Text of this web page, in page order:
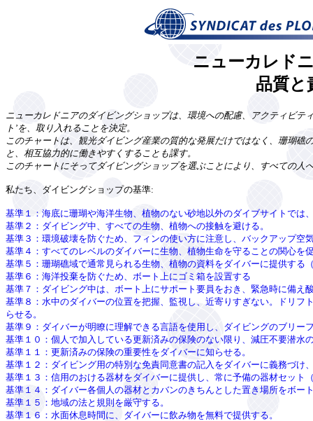
ニューカレド
品質と
ニューカレドニアのダイビングショップは、環境への配慮、アクティビ
ト’を、取り入れることを決定。
このチャートは、観光ダイビング産業の質的な発展だけではなく、珊瑚
と、相互協力的に働きやすくすることも課す。
このチャートにそってダイビングショップを選ぶことにより、すべての人
私たち、ダイビングショップの基準:
基準１：海底に珊瑚や海洋生物、植物のない砂地以外のダイブサイトでは
基準２：ダイビング中、すべての生物、植物への接触を避ける。
基準３：環境破壊を防ぐため、フィンの使い方に注意し、バックアップ空
基準４：すべてのレベルのダイバーに生物、植物生命を守ることの関心を
基準５：珊瑚礁域で通常見られる生物、植物の資料をダイバーに提供する
基準６：海洋投棄を防ぐため、ボート上にゴミ箱を設置する
基準７：ダイビング中は、ボート上にサポート要員をおき、緊急時に備え
基準８：水中のダイバーの位置を把握、監視し、近寄りすぎない。ドリ
らせる。
基準９：ダイバーが明瞭に理解できる言語を使用し、ダイビングのブリー
基準１０：個人で加入している更新済みの保険のない限り、減圧不要潜水
基準１１：更新済みの保険の重要性をダイバーに知らせる。
基準１２：ダイビング用の特別な免責同意書の記入をダイバーに義務づけ
基準１３：信用のおける器材をダイバーに提供し、常に予備の器材セット
基準１４：ダイバー各個人の器材とカバンのきちんとした置き場所をボー
基準１５：地域の法と規則を厳守する。
基準１６：水面休息時間に、ダイバーに飲み物を無料で提供する。